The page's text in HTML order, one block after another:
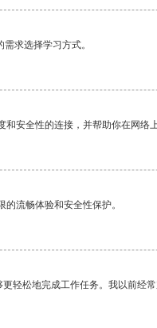
求选择学习方式。
安全性的连接，并帮助你在网络
流畅体验和安全性保护。
轻松地完成工作任务。我以前经